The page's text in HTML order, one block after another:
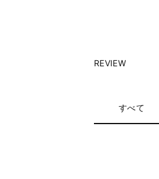
REVIEW
すべて